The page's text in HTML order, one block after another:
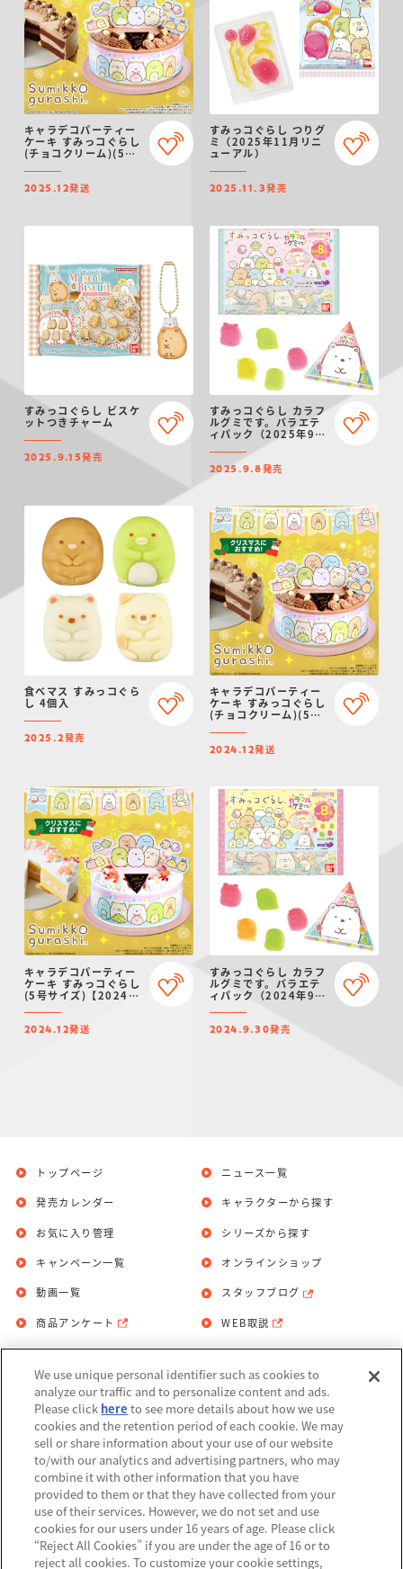
キャラデコパーティー
ケーキ すみっコぐらし
(チョコクリーム)(5号
発送・クリスマス予
約】
2025.12発送
すみっコぐらし つりグ
ミ（2025年11月リニ
ューアル）
2025.11.3発売
すみっコぐらし ビスケ
ットつきチャーム
2025.9.15発売
すみっコぐらし カラフ
ルグミです。バラエテ
ィパック（2025年9月
2025.9.8発売
食べマス すみっコぐら
し 4個入
2025.2発売
キャラデコパーティー
ケーキ すみっコぐらし
(チョコクリーム)(5号
発送・クリスマス予
約】
2024.12発送
キャラデコパーティー
ケーキ すみっコぐらし
(5号サイズ)【2024年
12月発送・クリスマス
予約】
2024.12発送
すみっコぐらし カラフ
ルグミです。バラエテ
ィパック（2024年9月
2024.9.30発売
トップページ
発売カレンダー
お気に入り管理
ニュース一覧
キャラクターから探す
シリーズから探す
キャンペーン一覧
動画一覧
商品アンケート
オンラインショップ
スタッフブログ
WEB取説
お問い合わせ 個人情報保護方針
利用規約
Do Not Sell or Share My Personal
Information
アレルギー情報
We use unique personal identifier such as cookies to
analyze our traffic and to personalize content and ads.
Please click here to see more details about how we use
cookies and the retention period of each cookie. We may
sell or share information about your use of our website
to/with our analytics and advertising partners, who may
combine it with other information that you have
provided to them or that they have collected from your
use of their services. However, we do not set and use
cookies for our users under 16 years of age. Please click
“Reject All Cookies” if you are under the age of 16 or to
reject all cookies. To customize your cookie settings,